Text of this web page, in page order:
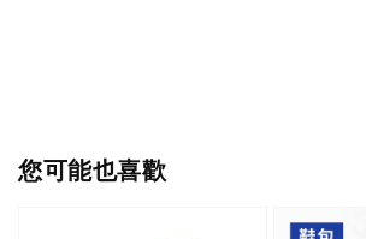
您可能也喜歡